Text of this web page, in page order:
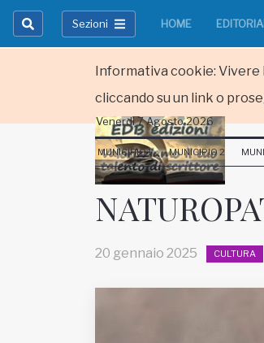
Informativa cookie: Vivere
cliccando su un link o
Sezioni HOME
Inviateci le vostre segnalazioni
Venerdi 7 Agosto 2026
MUNICIPIO 1 MUNICIPIO 2
20 gennaio 2025 CULTURA